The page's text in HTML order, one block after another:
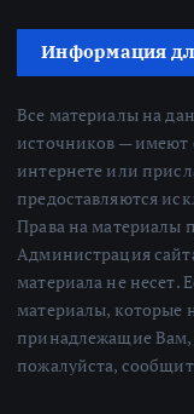
Информация
Все материалы на
источников — имеют
интернете или
предоставляются
Права на материалы
Администрация
материала не
материалы, которые
принадлежащие
пожалуйста,